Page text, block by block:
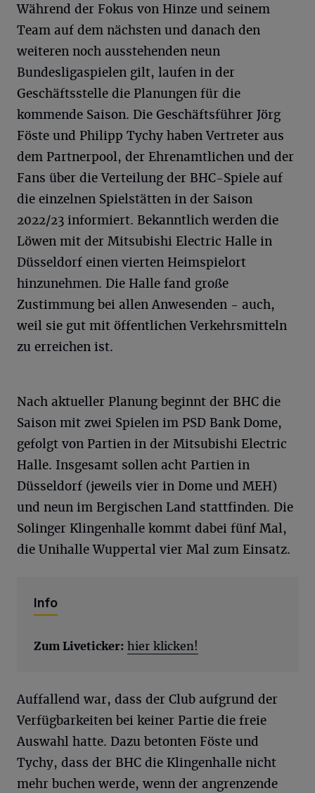
Während der Fokus von Hinze und seinem
Team auf dem nächsten und danach den
weiteren noch ausstehenden neun
Bundesligaspielen gilt, laufen in der
Geschäftsstelle die Planungen für die
kommende Saison. Die Geschäftsführer Jörg
Föste und Philipp Tychy haben Vertreter aus
dem Partnerpool, der Ehrenamtlichen und der
Fans über die Verteilung der BHC-Spiele auf
die einzelnen Spielstätten in der Saison
2022/23 informiert. Bekanntlich werden die
Löwen mit der Mitsubishi Electric Halle in
Düsseldorf einen vierten Heimspielort
hinzunehmen. Die Halle fand große
Zustimmung bei allen Anwesenden - auch,
weil sie gut mit öffentlichen Verkehrsmitteln
zu erreichen ist.
Nach aktueller Planung beginnt der BHC die
Saison mit zwei Spielen im PSD Bank Dome,
gefolgt von Partien in der Mitsubishi Electric
Halle. Insgesamt sollen acht Partien in
Düsseldorf (jeweils vier in Dome und MEH)
und neun im Bergischen Land stattfinden. Die
Solinger Klingenhalle kommt dabei fünf Mal,
die Unihalle Wuppertal vier Mal zum Einsatz.
Info
Zum Liveticker: hier klicken!
Auffallend war, dass der Club aufgrund der
Verfügbarkeiten bei keiner Partie die freie
Auswahl hatte. Dazu betonten Föste und
Tychy, dass der BHC die Klingenhalle nicht
mehr buchen werde, wenn der angrenzende